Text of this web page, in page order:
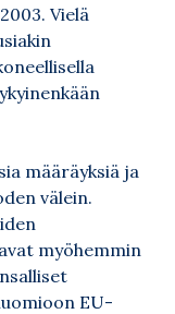
Vielä
määräyksiä ja
välein.
myöhemmin
EU-